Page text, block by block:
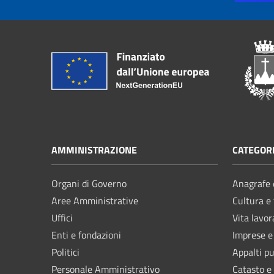
AMMINISTRAZIONE
Organi di Governo
Aree Amministrative
Uffici
Enti e fondazioni
Politici
Personale Amministrativo
Cultura
Vita
Imprese
Appalti
Catasto